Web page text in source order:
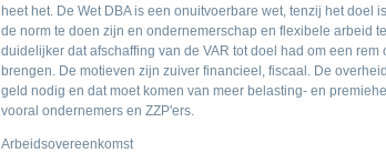
heet het. De Wet DBA is een onuitvoerbare wet, tenzij het doel
de norm te doen zijn en ondernemerschap en flexibele arbeid
duidelijker dat afschaffing van de VAR tot doel had om een
brengen. De motieven zijn zuiver financieel, fiscaal. De
geld nodig en dat moet komen van meer belasting- en
vooral ondernemers en ZZP'ers.
Arbeidsovereenkomst